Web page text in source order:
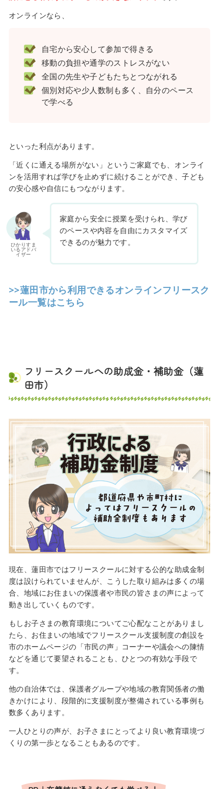
オンラインなら、
自宅から安心して参加で得きる
移動の負担や通学のストレスがない
全国の先生や子どもたちとつながれる
個別対応や少人数制も多く、自分のペース
で学べる
といった利点があります。
「近くに通える場所がない」というご家庭でも、オンライ
ンを活用すれば学びを止めずに続けることができ、子ども
の安心感や自信にもつながります。
ひかりすま
いるアドバ
イザー
家庭から安全に授業を受けられ、学び
のペースや内容を自由にカスタマイズ
できるのが魅力です。
>>蓮田市から利用できるオンラインフリースク
ール一覧はこちら
フリースクールへの助成金・補助金（蓮
田市）
現在、蓮田市ではフリースクールに対する公的な助成金制
度は設けられていませんが、こうした取り組みは多くの場
合、地域にお住まいの保護者や市民の皆さまの声によって
動き出していくものです。
もしお子さまの教育環境についてご心配なことがありまし
たら、お住まいの地域でフリースクール支援制度の創設を
市のホームページの「市民の声」コーナーや議会への陳情
などを通じて要望されることも、ひとつの有効な手段で
す。
他の自治体では、保護者グループや地域の教育関係者の働
きかけにより、段階的に支援制度が整備されている事例も
数多くあります。
一人ひとりの声が、お子さまにとってより良い教育環境づ
くりの第一歩となることもあるのです。